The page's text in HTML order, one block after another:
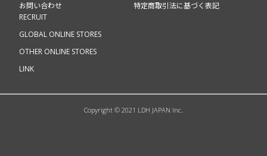
お問い合わせ
特定商取引法に基づく表記
RECRUIT
GLOBAL ONLINE STORES
OTHER ONLINE STORES
LINK
Copyright © 2021 LDH JAPAN Inc.